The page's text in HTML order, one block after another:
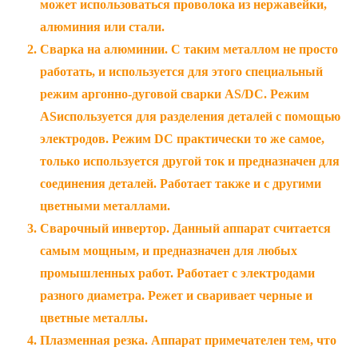
может использоваться проволока из нержавейки,
алюминия или стали.
Сварка на алюминии. С таким металлом не просто
работать, и используется для этого специальный
режим аргонно-дуговой сварки AS/DC. Режим
ASиспользуется для разделения деталей с помощью
электродов. Режим DC практически то же самое,
только используется другой ток и предназначен для
соединения деталей. Работает также и с другими
цветными металлами.
Сварочный инвертор. Данный аппарат считается
самым мощным, и предназначен для любых
промышленных работ. Работает с электродами
разного диаметра. Режет и сваривает черные и
цветные металлы.
Плазменная резка. Аппарат примечателен тем, что